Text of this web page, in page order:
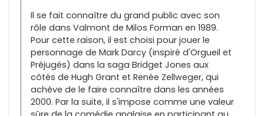
Il se fait connaître du grand public avec son
rôle dans Valmont de Milos Forman en 1989.
Pour cette raison, il est choisi pour jouer le
personnage de Mark Darcy (inspiré d'Orgueil et
Préjugés) dans la saga Bridget Jones aux
côtés de Hugh Grant et Renée Zellweger, qui
achève de le faire connaître dans les années
2000. Par la suite, il s'impose comme une valeur